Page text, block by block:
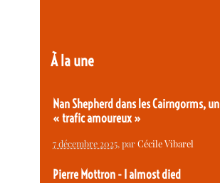
À la une
Nan Shepherd dans les Cairngorms, un
« trafic amoureux »
7 décembre 2025, parCécile Vibarel
Pierre Mottron - I almost died